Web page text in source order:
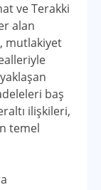
ve Terakki
alan
mutlakiyet
baş
ilişkileri,
temel